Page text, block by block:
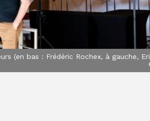
(en bas : Frédéric Rochex, à gauche,